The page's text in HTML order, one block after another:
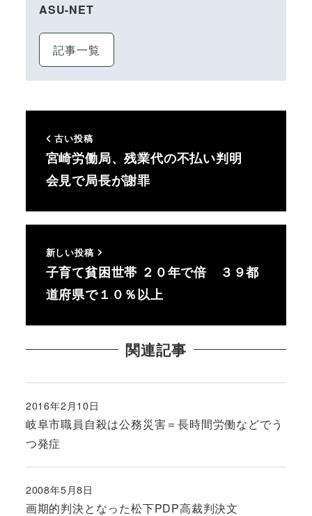
ASU-NET
記事一覧
古い投稿
宮崎労働局、残業代の不払い判明
会見で局長が謝罪
新しい投稿
子育て貧困世帯 ２０年で倍 ３９都
道府県で１０％以上
関連記事
岐阜市職員自殺は公務災害＝長時間労働などでう
つ発症
投稿日
2016年2月10日
画期的判決となった松下PDP高裁判決文
投稿日
2008年5月8日